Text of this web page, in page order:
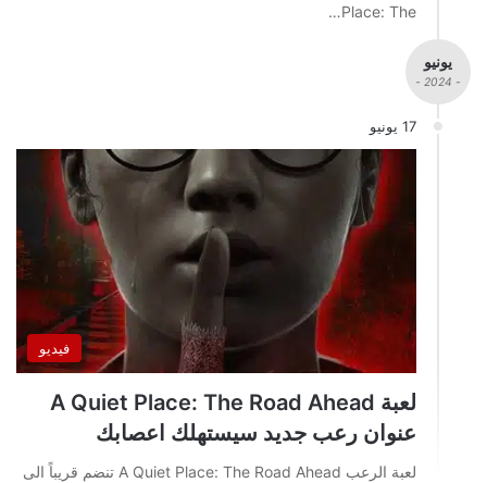
Place: The…
يونيو
- 2024 -
17 يونيو
فيديو
لعبة A Quiet Place: The Road Ahead
عنوان رعب جديد سيستهلك اعصابك
لعبة الرعب A Quiet Place: The Road Ahead تنضم قريباً الى